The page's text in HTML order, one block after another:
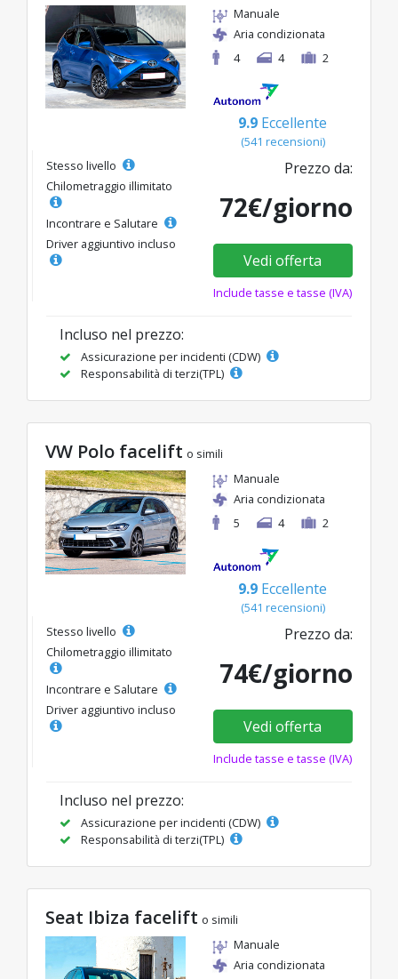
Manuale
Aria condizionata
4
4 2
9.9 Eccellente
(541 recensioni)
Stesso livello
Chilometraggio illimitato
Incontrare e Salutare
Driver aggiuntivo incluso
Prezzo da:
72€/giorno
Vedi offerta
Include tasse e tasse (IVA)
Incluso nel prezzo:
Assicurazione per incidenti (CDW)
Responsabilità di terzi(TPL)
VW Polo facelift o simili
Manuale
Aria condizionata
5
4 2
9.9 Eccellente
(541 recensioni)
Stesso livello
Chilometraggio illimitato
Incontrare e Salutare
Driver aggiuntivo incluso
Prezzo da:
74€/giorno
Vedi offerta
Include tasse e tasse (IVA)
Incluso nel prezzo:
Assicurazione per incidenti (CDW)
Responsabilità di terzi(TPL)
Seat Ibiza facelift o simili
Manuale
Aria condizionata